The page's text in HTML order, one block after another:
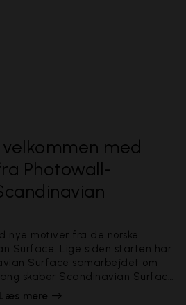
med
Photowall-
motiver fra de norske
Surface. Lige siden starten har
Surface samarbejdet om
skaber Scandinavian Surface
tapetkollektioner med solid
Læs mere